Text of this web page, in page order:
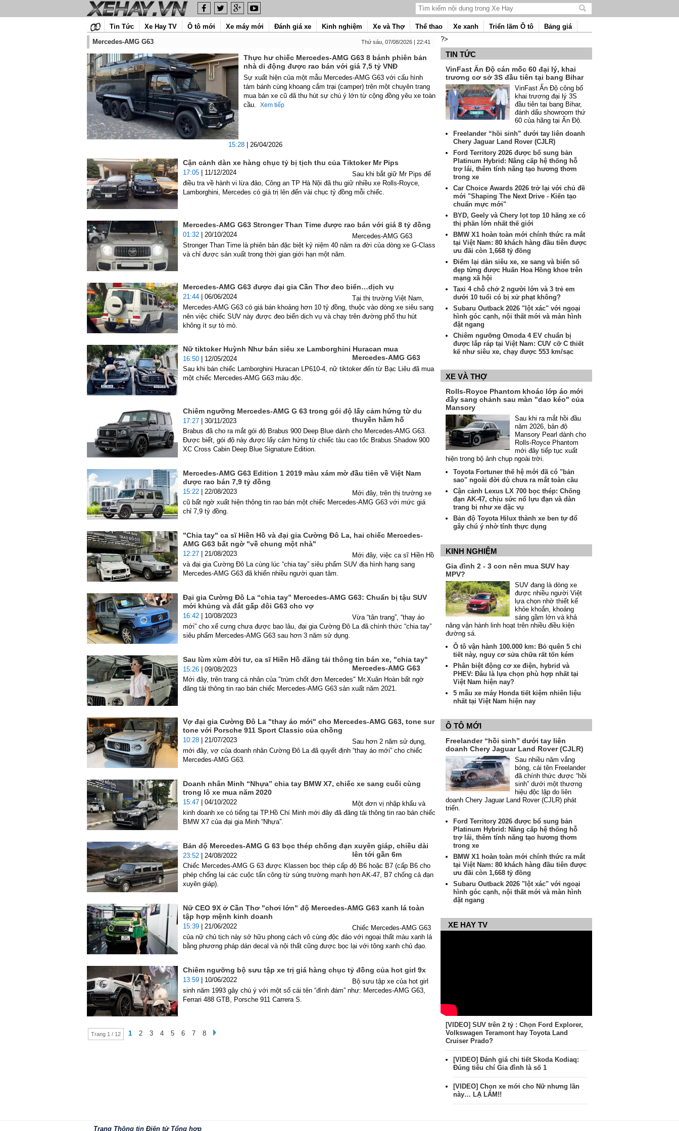
Tìm
nội
Tin Tức Xe Hay TV Ô tô mới Xe máy mới Đánh giá xe Kinh nghiệm Xe và Thợ Thể thao Xe xanh Triển lãm Ô tô
Bảng giá
Mercedes-AMG G63
Thứ sáu, 07/08/2026 | 22:41
Thực hư chiếc Mercedes-AMG G63 8 bánh phiên bản
nhà di động được rao bán với giá 7,5 tỷ VNĐ
15:28 | 26/04/2026
Sự xuất hiện của một mẫu Mercedes-AMG G63 với cấu hình
tám bánh cùng khoang cắm trại (camper) trên một chuyên trang
mua bán xe cũ đã thu hút sự chú ý lớn từ cộng đồng yêu xe toàn
cầu. Xem tiếp
Cận cảnh dàn xe hàng chục tỷ bị tịch thu của Tiktoker Mr Pips
17:05 | 11/12/2024
Sau khi bắt giữ Mr Pips để
điều tra về hành vi lừa đảo, Công an TP Hà Nội đã thu giữ nhiều xe Rolls-Royce,
Lamborghini, Mercedes có giá trị lên đến vài chục tỷ đồng mỗi chiếc.
Mercedes-AMG G63 Stronger Than Time được rao bán với giá 8 tỷ đồng
01:32 | 20/10/2024
Mercedes-AMG G63
Stronger Than Time là phiên bản đặc biệt kỷ niệm 40 năm ra đời của dòng xe G-Class
và chỉ được sản xuất trong thời gian giới hạn một năm.
Mercedes-AMG G63 được đại gia Cần Thơ đeo biển…dịch vụ
21:44 | 06/06/2024
Tại thị trường Việt Nam,
Mercedes-AMG G63 có giá bán khoảng hơn 10 tỷ đồng, thuộc vào dòng xe siêu sang
nên việc chiếc SUV này được đeo biển dịch vụ và chạy trên đường phố thu hút
không ít sự tò mò.
Nữ tiktoker Huỳnh Như bán siêu xe Lamborghini Huracan mua
Mercedes-AMG G63
16:50 | 12/05/2024
Sau khi bán chiếc Lamborghini Huracan LP610-4, nữ tiktoker đến từ Bạc Liêu đã mua
một chiếc Mercedes-AMG G63 màu độc.
Chiêm ngưỡng Mercedes-AMG G 63 trong gói độ lấy cảm hứng từ du
thuyền hầm hố
17:27 | 30/11/2023
Brabus đã cho ra mắt gói độ Brabus 900 Deep Blue dành cho Mercedes-AMG G63.
Được biết, gói độ này được lấy cảm hứng từ chiếc tàu cao tốc Brabus Shadow 900
XC Cross Cabin Deep Blue Signature Edition.
Mercedes-AMG G63 Edition 1 2019 màu xám mờ đầu tiên về Việt Nam
được rao bán 7,9 tỷ đồng
15:22 | 22/08/2023
Mới đây, trên thị trường xe
cũ bất ngờ xuất hiện thông tin rao bán một chiếc Mercedes-AMG G63 với mức giá
chỉ 7,9 tỷ đồng.
"Chia tay" ca sĩ Hiền Hồ và đại gia Cường Đô La, hai chiếc Mercedes-
AMG G63 bất ngờ "về chung một nhà"
12:27 | 21/08/2023
Mới đây, việc ca sĩ Hiền Hồ
và đại gia Cường Đô La cùng lúc “chia tay” siêu phẩm SUV địa hình hạng sang
Mercedes-AMG G63 đã khiến nhiều người quan tâm.
Đại gia Cường Đô La “chia tay” Mercedes-AMG G63: Chuẩn bị tậu SUV
mới khủng và đắt gấp đôi G63 cho vợ
16:42 | 10/08/2023
Vừa “tân trang”, “thay áo
mới” cho xế cưng chưa được bao lâu, đại gia Cường Đô La đã chính thức “chia tay”
siêu phẩm Mercedes-AMG G63 sau hơn 3 năm sử dụng.
Sau lùm xùm đời tư, ca sĩ Hiền Hồ đăng tải thông tin bán xe, "chia tay"
Mercedes-AMG G63
15:26 | 09/08/2023
Mới đây, trên trang cá nhân của "trùm chốt đơn Mercedes" Mr.Xuân Hoàn bất ngờ
đăng tải thông tin rao bán chiếc Mercedes-AMG G63 sản xuất năm 2021.
Vợ đại gia Cường Đô La "thay áo mới" cho Mercedes-AMG G63, tone sur
tone với Porsche 911 Sport Classic của chồng
10:28 | 21/07/2023
Sau hơn 2 năm sử dụng,
mới đây, vợ của doanh nhân Cường Đô La đã quyết định “thay áo mới” cho chiếc
Mercedes-AMG G63.
Doanh nhân Minh “Nhựa” chia tay BMW X7, chiếc xe sang cuối cùng
trong lô xe mua năm 2020
15:47 | 04/10/2022
Một đơn vị nhập khẩu và
kinh doanh xe có tiếng tại TP.Hồ Chí Minh mới đây đã đăng tải thông tin rao bán chiếc
BMW X7 của đại gia Minh “Nhựa”.
Bản độ Mercedes-AMG G 63 bọc thép chống đạn xuyên giáp, chiều dài
lên tới gần 6m
23:52 | 24/08/2022
Chiếc Mercedes-AMG G 63 được Klassen bọc thép cấp độ B6 hoặc B7 (cấp B6 cho
phép chống lại các cuộc tấn công từ súng trường mạnh hơn AK-47, B7 chống cả đạn
xuyên giáp).
Nữ CEO 9X ở Cần Thơ "chơi lớn" độ Mercedes-AMG G63 xanh lá toàn
tập hợp mệnh kinh doanh
15:39 | 21/06/2022
Chiếc Mercedes-AMG G63
của nữ chủ tịch này sở hữu phong cách vô cùng độc đáo với ngoại thất màu xanh lá
bằng phương pháp dán decal và nội thất cũng được bọc lại với tông xanh chủ đạo.
Chiêm ngưỡng bộ sưu tập xe trị giá hàng chục tỷ đồng của hot girl 9x
13:59 | 10/06/2022
Bộ sưu tập xe của hot girl
sinh năm 1993 gây chú ý với một số cái tên “đình đám” như: Mercedes-AMG G63,
Ferrari 488 GTB, Porsche 911 Carrera S.
Trang 1 / 12 1 2 3 4 5 6 7 8
?>
TIN TỨC
VinFast Ấn Độ cán mốc 60 đại lý, khai
trương cơ sở 3S đầu tiên tại bang Bihar
VinFast Ấn Độ công bố
khai trương đại lý 3S
đầu tiên tại bang Bihar,
đánh dấu showroom thứ
60 của hãng tại Ấn Độ.
Freelander “hồi sinh” dưới tay liên doanh
Chery Jaguar Land Rover (CJLR)
Ford Territory 2026 được bổ sung bản
Platinum Hybrid: Nâng cấp hệ thống hỗ
trợ lái, thêm tính năng tạo hương thơm
trong xe
Car Choice Awards 2026 trở lại với chủ đề
mới "Shaping The Next Drive - Kiến tạo
chuẩn mực mới"
BYD, Geely và Chery lọt top 10 hãng xe có
thị phần lớn nhất thế giới
BMW X1 hoàn toàn mới chính thức ra mắt
tại Việt Nam: 80 khách hàng đầu tiên được
ưu đãi còn 1,668 tỷ đồng
Điểm lại dàn siêu xe, xe sang và biển số
đẹp từng được Huấn Hoa Hồng khoe trên
mạng xã hội
Taxi 4 chỗ chở 2 người lớn và 3 trẻ em
dưới 10 tuổi có bị xử phạt không?
Subaru Outback 2026 "lột xác" với ngoại
hình góc cạnh, nội thất mới và màn hình
đặt ngang
Chiêm ngưỡng Omoda 4 EV chuẩn bị
được lắp ráp tại Việt Nam: CUV cỡ C thiết
kế như siêu xe, chạy được 553 km/sạc
XE VÀ THỢ
Rolls-Royce Phantom khoác lớp áo mới
đầy sang chảnh sau màn "dao kéo" của
Mansory
Sau khi ra mắt hồi đầu
năm 2026, bản độ
Mansory Pearl dành cho
Rolls-Royce Phantom
mới đây tiếp tục xuất
hiện trong bộ ảnh chụp ngoài trời.
Toyota Fortuner thế hệ mới đã có "bản
sao" ngoài đời dù chưa ra mắt toàn cầu
Cận cảnh Lexus LX 700 bọc thép: Chống
đạn AK-47, chịu sức nổ lựu đạn và dàn
trang bị như xe đặc vụ
Bản độ Toyota Hilux thành xe ben tự đổ
gây chú ý nhờ tính thực dụng
KINH NGHIỆM
Gia đình 2 - 3 con nên mua SUV hay
MPV?
SUV đang là dòng xe
được nhiều người Việt
lựa chọn nhờ thiết kế
khỏe khoắn, khoảng
sáng gầm lớn và khả
năng vận hành linh hoạt trên nhiều điều kiện
đường sá.
Ô tô vận hành 100.000 km: Bỏ quên 5 chi
tiết này, nguy cơ sửa chữa rất tốn kém
Phân biệt động cơ xe điện, hybrid và
PHEV: Đâu là lựa chọn phù hợp nhất tại
Việt Nam hiện nay?
5 mẫu xe máy Honda tiết kiệm nhiên liệu
nhất tại Việt Nam hiện nay
Ô TÔ MỚI
Freelander “hồi sinh” dưới tay liên
doanh Chery Jaguar Land Rover (CJLR)
Sau nhiều năm vắng
bóng, cái tên Freelander
đã chính thức được “hồi
sinh” dưới một thương
hiệu độc lập do liên
doanh Chery Jaguar Land Rover (CJLR) phát
triển.
Ford Territory 2026 được bổ sung bản
Platinum Hybrid: Nâng cấp hệ thống hỗ
trợ lái, thêm tính năng tạo hương thơm
trong xe
BMW X1 hoàn toàn mới chính thức ra mắt
tại Việt Nam: 80 khách hàng đầu tiên được
ưu đãi còn 1,668 tỷ đồng
Subaru Outback 2026 "lột xác" với ngoại
hình góc cạnh, nội thất mới và màn hình
đặt ngang
XE HAY TV
[VIDEO] SUV trên 2 tỷ : Chọn Ford Explorer,
Volkswagen Teramont hay Toyota Land
Cruiser Prado?
[VIDEO] Đánh giá chi tiết Skoda Kodiaq:
Đúng tiêu chí Gia đình là số 1
[VIDEO] Chọn xe mới cho Nữ nhưng lần
này… LẠ LẮM!!
Trang Thông tin Điện tử Tổng hợp